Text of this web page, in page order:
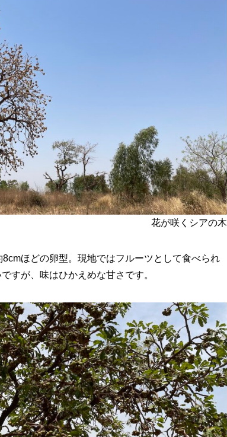
花が咲くシアの木
ほどの卵型。現地ではフルーツとして食べられ
すが、味はひかえめな甘さです。